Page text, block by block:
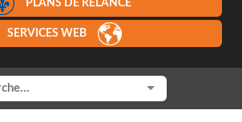
PLANS DE RELANCE
SERVICES WEB